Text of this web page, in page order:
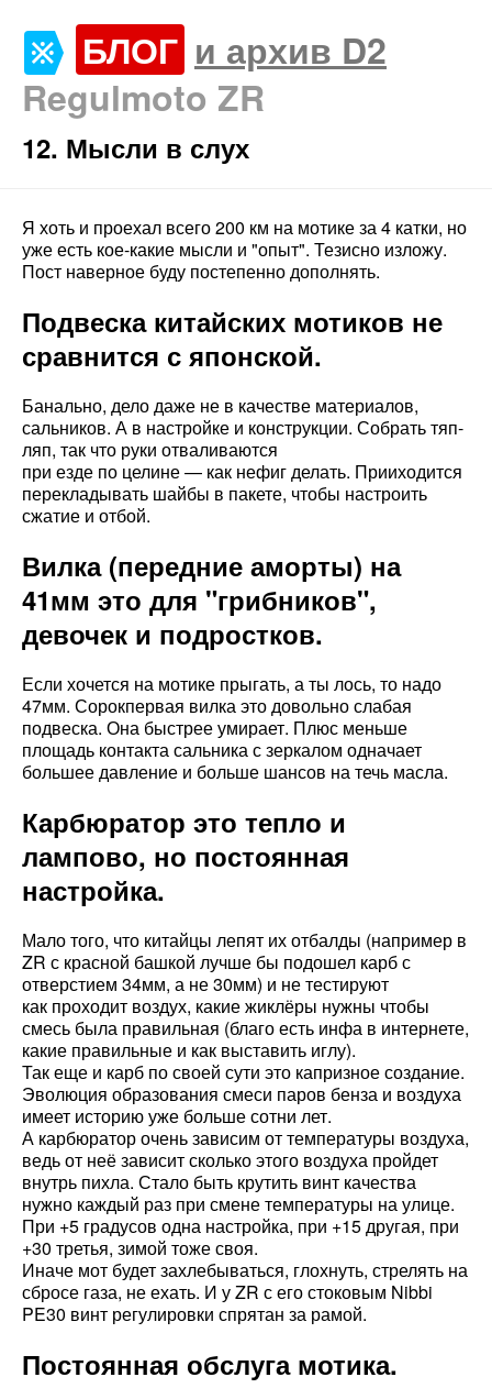
БЛОГ и архив D2
Regulmoto ZR
12. Мысли в слух
Я хоть и проехал всего 200 км на мотике за 4 катки, но
уже есть кое-какие мысли и "опыт". Тезисно изложу.
Пост наверное буду постепенно дополнять.
Подвеска китайских мотиков не
сравнится с японской.
Банально, дело даже не в качестве материалов,
сальников. А в настройке и конструкции. Собрать тяп-
ляп, так что руки отваливаются
при езде по целине — как нефиг делать. Прииходится
перекладывать шайбы в пакете, чтобы настроить
сжатие и отбой.
Вилка (передние аморты) на
41мм это для "грибников",
девочек и подростков.
Если хочется на мотике прыгать, а ты лось, то надо
47мм. Сорокпервая вилка это довольно слабая
подвеска. Она быстрее умирает. Плюс меньше
площадь контакта сальника с зеркалом одначает
большее давление и больше шансов на течь масла.
Карбюратор это тепло и
лампово, но постоянная
настройка.
Мало того, что китайцы лепят их отбалды (например в
ZR с красной башкой лучше бы подошел карб с
отверстием 34мм, а не 30мм) и не тестируют
как проходит воздух, какие жиклёры нужны чтобы
смесь была правильная (благо есть инфа в интернете,
какие правильные и как выставить иглу).
Так еще и карб по своей сути это капризное создание.
Эволюция образования смеси паров бенза и воздуха
имеет историю уже больше сотни лет.
А карбюратор очень зависим от температуры воздуха,
ведь от неё зависит сколько этого воздуха пройдет
внутрь пихла. Стало быть крутить винт качества
нужно каждый раз при смене температуры на улице.
При +5 градусов одна настройка, при +15 другая, при
+30 третья, зимой тоже своя.
Иначе мот будет захлебываться, глохнуть, стрелять на
сбросе газа, не ехать. И у ZR с его стоковым Nibbi
PE30 винт регулировки спрятан за рамой.
Постоянная обслуга мотика.